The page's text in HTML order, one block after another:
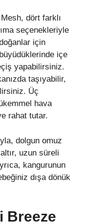
dört farklı
seçenekleriyle
için
içe
yapabilirsiniz.
taşıyabilir,
Üç
hava
rahat tutar.
dolgun omuz
uzun süreli
kangurunun
dışa dönük
Breeze